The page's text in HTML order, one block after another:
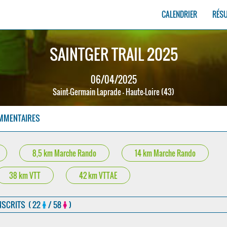
CALENDRIER
SAINTGER TRAIL 2025
06/04/2025
Saint-Germain Laprade - Haute-Loire (43)
8,5 km Marche Rando
14 km Marche Rando
38 km VTT 42 km VTTAE
( 22 / 58 )